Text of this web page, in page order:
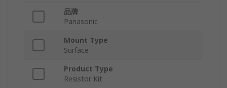
品牌
Panasonic
Mount Type
Surface
Product Type
Resistor Kit